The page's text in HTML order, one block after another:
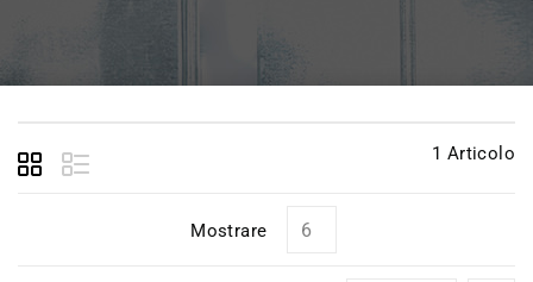
1 Articolo
Mostrare